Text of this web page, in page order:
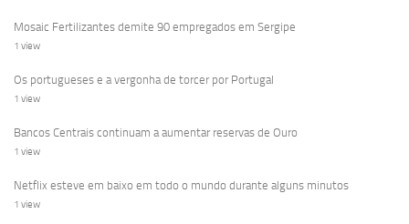
Mosaic Fertilizantes demite 90 empregados em Sergipe
1 view
Os portugueses e a vergonha de torcer por Portugal
1 view
Bancos Centrais continuam a aumentar reservas de Ouro
1 view
Netflix esteve em baixo em todo o mundo durante alguns minutos
1 view